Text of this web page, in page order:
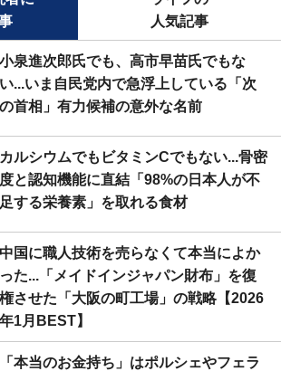
人気記事
小泉進次郎氏でも、高市早苗氏でもな
い...いま自民党内で急浮上している「次
の首相」有力候補の意外な名前
カルシウムでもビタミンCでもない...骨密
度と認知機能に直結「98%の日本人が不
足する栄養素」を取れる食材
中国に職人技術を売らなくて本当によか
った...「メイドインジャパン財布」を復
権させた「大阪の町工場」の戦略【2026
年1月BEST】
「本当のお金持ち」はポルシェやフェラ